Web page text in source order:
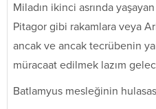
Miladın ikinci asrında
Pitagor gibi rakamlara veya
ancak ve ancak tecrübenin
müracaat edilmek lazım
Batlamyus mesleğinin